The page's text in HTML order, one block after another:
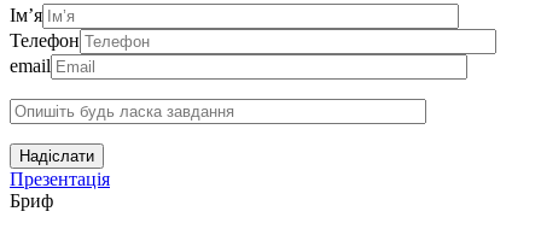
Ім’я
Телефон
email
Надіслати
Презентація
Бриф